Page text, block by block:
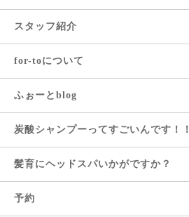
スタッフ紹介
for-toについて
ふぉーとblog
炭酸シャンプーってすごいんです！！
髪育にヘッドスパいかがですか？
予約